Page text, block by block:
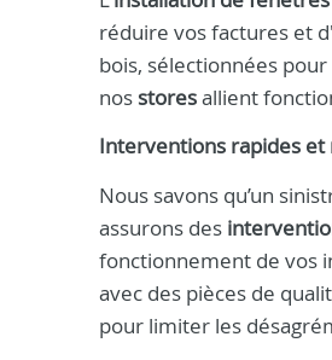
réduire vos factures et
bois, sélectionnées
nos storesallient
Interventions rapides
Nous savons qu’un
assurons des
fonctionnement de vos
avec des pièces de
pour limiter les